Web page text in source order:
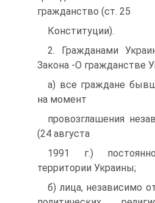
гражданство (ст. 25
Конституции).
2. Гражданами
Закона -О гражданстве
а) все граждане
на момент
провозглашения
(24 августа
1991 г.)
территории Украины;
б) лица, независимо